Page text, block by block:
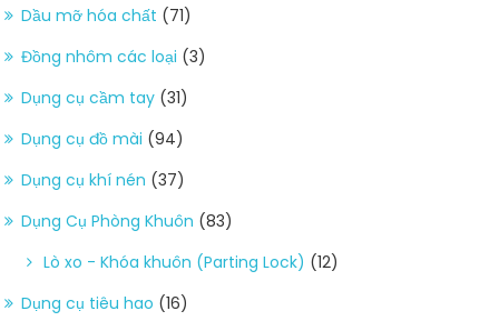
Dầu mỡ hóa chất (71)
Đồng nhôm các loại (3)
Dụng cụ cầm tay (31)
Dụng cụ đồ mài (94)
Dụng cụ khí nén (37)
Dụng Cụ Phòng Khuôn (83)
Lò xo - Khóa khuôn (Parting Lock) (12)
Dụng cụ tiêu hao (16)